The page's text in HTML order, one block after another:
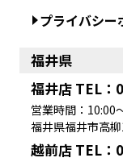
プライバシー
福井県
福井店 TEL
営業時間：10:00
福井県福井市高
越前店 TEL